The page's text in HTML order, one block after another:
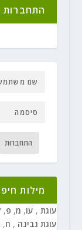
התחברות
התחברות
מילות
עוגת , עו, מ, פ,
עוגת גבינה , ח,